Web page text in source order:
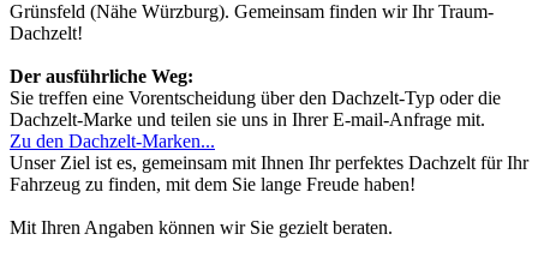
Grünsfeld (Nähe Würzburg). Gemeinsam finden wir Ihr Traum-
Dachzelt!
Der ausführliche Weg:
Sie treffen eine Vorentscheidung über den Dachzelt-Typ oder die
Dachzelt-Marke und teilen sie uns in Ihrer E-mail-Anfrage mit.
Zu den Dachzelt-Marken...
Unser Ziel ist es, gemeinsam mit Ihnen Ihr perfektes Dachzelt für Ihr
Fahrzeug zu finden, mit dem Sie lange Freude haben!
Mit Ihren Angaben können wir Sie gezielt beraten.